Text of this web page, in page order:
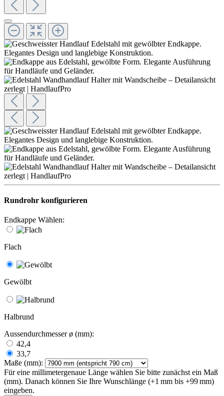
Rundrohr konfigurieren
Endkappe Wählen:
Flach
Gewölbt
Halbrund
Aussendurchmesser ø (mm):
42,4
33,7
Maße (mm):
Für eine millimetergenaue Länge wählen Sie bitte zunächst ein Maß
(mm). Danach können Sie Ihre Wunschlänge (+1 mm bis +99 mm)
eingeben.